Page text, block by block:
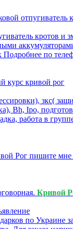
кротов и
Подробнее по
зкс(
Bh, Ipo,
работа в
Рог пишите мне
Кривой
по Украине